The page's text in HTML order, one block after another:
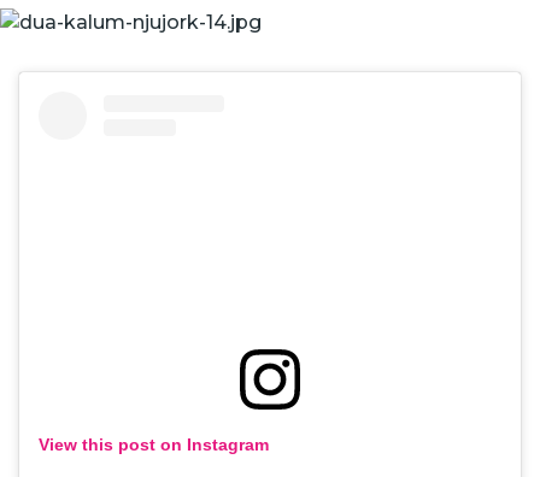
View this post on Instagram